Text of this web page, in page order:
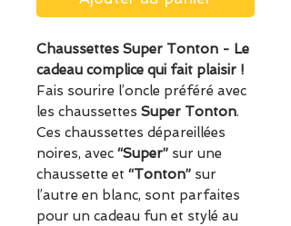
Chaussettes Super Tonton - Le
cadeau complice qui fait plaisir !
Fais sourire l’oncle préféré avec
les chaussettes Super Tonton.
Ces chaussettes dépareillées
noires, avec “Super” sur une
chaussette et “Tonton” sur
l’autre en blanc, sont parfaites
pour un cadeau fun et stylé au